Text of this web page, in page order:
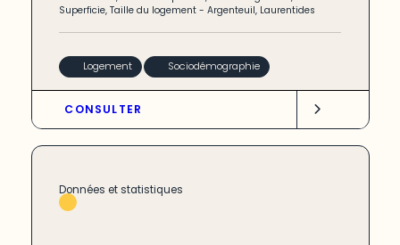
Superficie,Taille du logement -Argenteuil, Laurentides
Logement Sociodémographie
CONSULTER
Données et statistiques